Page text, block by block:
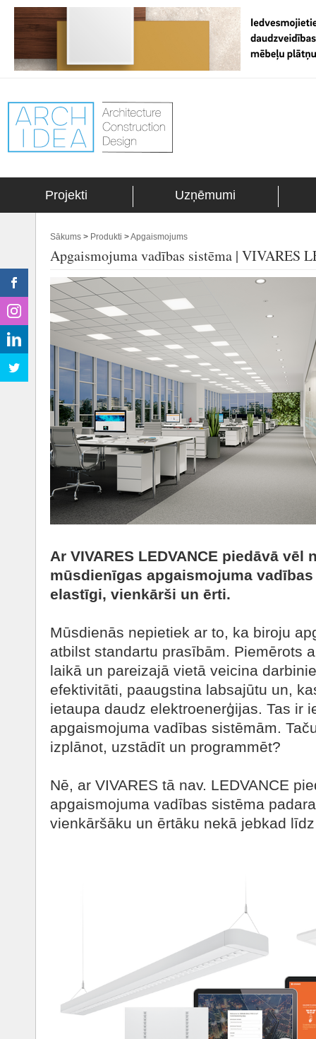
Projekti Uzņēmumi
Sākums > Produkti >Apgaismojums
Apgaismojuma vadības sistēma | VIVARES
Ar VIVARES LEDVANCE piedāvā
mūsdienīgas apgaismojuma
elastīgi, vienkārši un ērti.
Mūsdienās nepietiek ar to, ka biroju
atbilst standartu prasībām. Piemērots
laikā un pareizajā vietā veicina
efektivitāti, paaugstina labsajūtu un,
ietaupa daudz elektroenerģijas. Tas ir
apgaismojuma vadības sistēmām.
izplānot, uzstādīt un programmēt?
Nē, ar VIVARES tā nav. LEDVANCE
apgaismojuma vadības sistēma
vienkāršāku un ērtāku nekā jebkad